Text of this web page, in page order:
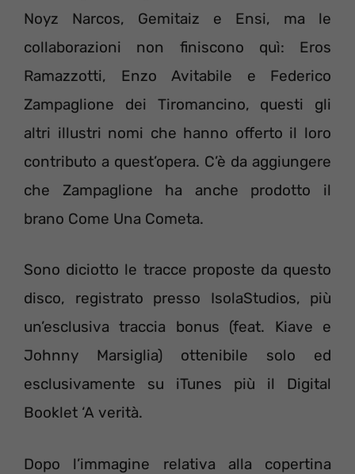
Noyz Narcos, Gemitaiz e Ensi, ma le
collaborazioni non finiscono quì: Eros
Ramazzotti, Enzo Avitabile e Federico
Zampaglione dei Tiromancino, questi gli
altri illustri nomi che hanno offerto il loro
contributo a quest’opera. C’è da aggiungere
che Zampaglione ha anche prodotto il
brano Come Una Cometa.
Sono diciotto le tracce proposte da questo
disco, registrato presso IsolaStudios, più
un’esclusiva traccia bonus (feat. Kiave e
Johnny Marsiglia) ottenibile solo ed
esclusivamente su iTunes più il Digital
Booklet ‘A verità.
Dopo l’immagine relativa alla copertina